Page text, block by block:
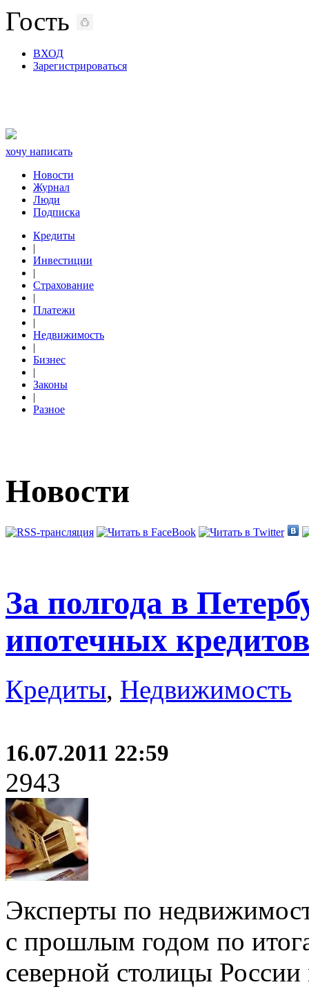
Гость
ВХОД
Зарегистрироваться
хочу написать
Новости
Журнал
Люди
Подписка
Кредиты
|
Инвестиции
|
Страхование
|
Платежи
|
Недвижимость
|
Бизнес
|
Законы
|
Разное
Новости
За полгода в
ипотечных кредитов
Кредиты, Недвижимость
16.07.2011 22:59
2943
Эксперты по
с прошлым годом по
северной столицы